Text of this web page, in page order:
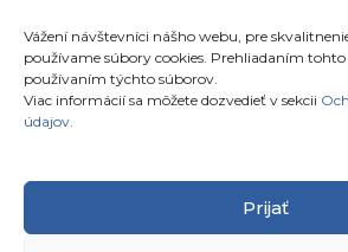
Vážení návštevníci nášho webu, pre
používame súbory cookies. Prehliadaním tohto
používaním týchto súborov.
Viac informácií sa môžete dozvedieť v sekcii
údajov.
Prijať
Sídlo: Štiavnička 211/
Slovenská